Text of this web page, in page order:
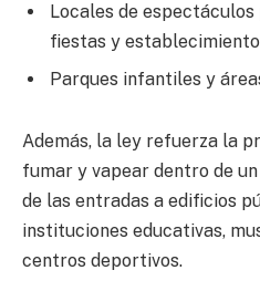
Locales de
fiestas y
Parques infantiles y
Además, la ley refuerza la
fumar y vapear dentro de
de las entradas a edificios
instituciones educativas,
centros deportivos.